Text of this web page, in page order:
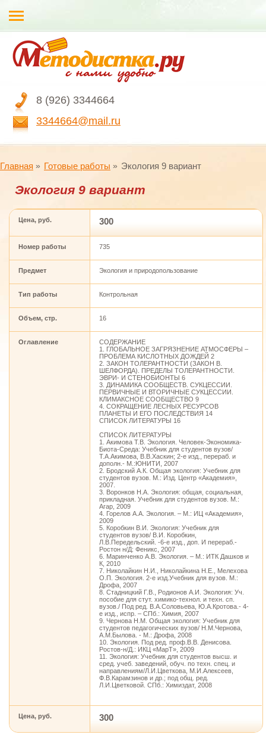
8 (926) 3344664
3344664@mail.ru
Главная Готовые работы Экология 9 вариант
Экология 9 вариант
Цена, руб. 300
Номер работы 735
Предмет Экология и природопользование
Тип работы Контрольная
Объем, стр. 16
Оглавление
СОДЕРЖАНИЕ
1. ГЛОБАЛЬНОЕ ЗАГРЯЗНЕНИЕ АТМОСФЕРЫ –
ПРОБЛЕМА КИСЛОТНЫХ ДОЖДЕЙ 2
2. ЗАКОН ТОЛЕРАНТНОСТИ (ЗАКОН В.
ШЕЛФОРДА). ПРЕДЕЛЫ ТОЛЕРАНТНОСТИ.
ЭВРИ- И СТЕНОБИОНТЫ 6
3. ДИНАМИКА СООБЩЕСТВ. СУКЦЕССИИ.
ПЕРВИЧНЫЕ И ВТОРИЧНЫЕ СУКЦЕССИИ.
КЛИМАКСНОЕ СООБЩЕСТВО 9
4. СОКРАЩЕНИЕ ЛЕСНЫХ РЕСУРСОВ
ПЛАНЕТЫ И ЕГО ПОСЛЕДСТВИЯ 14
СПИСОК ЛИТЕРАТУРЫ 16
СПИСОК ЛИТЕРАТУРЫ
1. Акимова Т.В. Экология. Человек-Экономика-
Биота-Среда: Учебник для студентов вузов/
Т.А.Акимова, В.В.Хаскин; 2-е изд., перераб. и
дополн.- М.:ЮНИТИ, 2007
2. Бродский А.К. Общая экология: Учебник для
студентов вузов. М.: Изд. Центр «Академия»,
2007.
3. Воронков Н.А. Экология: общая, социальная,
прикладная. Учебник для студентов вузов. М.:
Агар, 2009
4. Горелов А.А. Экология. – М.: ИЦ «Академия»,
2009
5. Коробкин В.И. Экология: Учебник для
студентов вузов/ В.И. Коробкин,
Л.В.Передельский. -6-е изд., доп. И перераб.-
Ростон н/Д: Феникс, 2007
6. Маринченко А.В. Экология. – М.: ИТК Дашков и
К, 2010
7. Николайкин Н.И., Николайкина Н.Е., Мелехова
О.П. Экология. 2-е изд.Учебник для вузов. М.:
Дрофа, 2007
8. Стадницкий Г.В., Родионов А.И. Экология: Уч.
пособие для стут. химико-технол. и техн. сп.
вузов./ Под ред. В.А.Соловьева, Ю.А.Кротова.- 4-
е изд., испр. – СПб.: Химия, 2007
9. Чернова Н.М. Общая экология: Учебник для
студентов педагогических вузов/ Н.М.Чернова,
А.М.Былова. - М.: Дрофа, 2008
10. Экология. Под ред. проф.В.В. Денисова.
Ростов-н/Д.: ИКЦ «МарТ», 2009
11. Экология: Учебник для студентов высш. и
сред. учеб. заведений, обуч. по техн. спец. и
направлениям/Л.И.Цветкова, М.И.Алексеев,
Ф.В.Карамзинов и др.; под общ. ред.
Л.И.Цветковой. СПб.: Химиздат, 2008
Цена, руб. 300